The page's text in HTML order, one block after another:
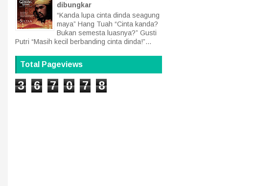
dibungkar
“Kanda lupa cinta dinda seagung
maya” Hang Tuah “Cinta kanda?
Bukan semesta luasnya?” Gusti
Putri “Masih kecil berbanding cinta dinda!”...
Total Pageviews
3 6 7 0 7 8